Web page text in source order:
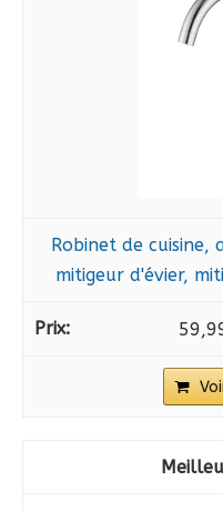
Robinet de
mitigeur d'évier,